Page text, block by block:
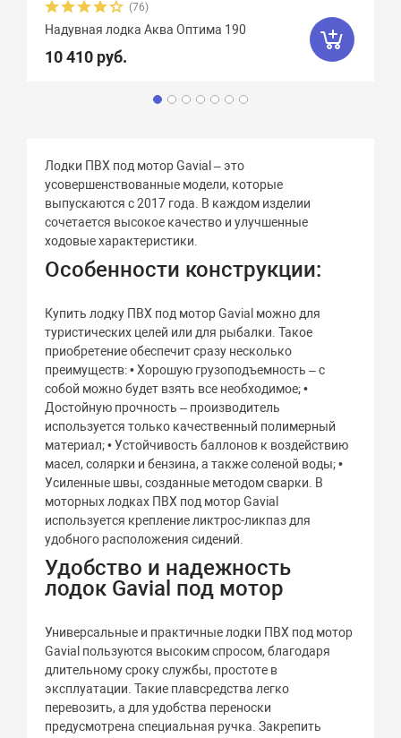
(76)
Надувная лодка Аква Оптима 190
10 410 руб.
Лодки ПВХ под мотор Gavial – это
усовершенствованные модели, которые
выпускаются с 2017 года. В каждом изделии
сочетается высокое качество и улучшенные
ходовые характеристики.
Особенности конструкции:
Купить лодку ПВХ под мотор Gavial можно для
туристических целей или для рыбалки. Такое
приобретение обеспечит сразу несколько
преимуществ: • Хорошую грузоподъемность – с
собой можно будет взять все необходимое; •
Достойную прочность – производитель
используется только качественный полимерный
материал; • Устойчивость баллонов к воздействию
масел, солярки и бензина, а также соленой воды; •
Усиленные швы, созданные методом сварки. В
моторных лодках ПВХ под мотор Gavial
используется крепление ликтрос-ликпаз для
удобного расположения сидений.
Удобство и надежность
лодок Gavial под мотор
Универсальные и практичные лодки ПВХ под мотор
Gavial пользуются высоким спросом, благодаря
длительному сроку службы, простоте в
эксплуатации. Такие плавсредства легко
перевозить, а для удобства переноски
предусмотрена специальная ручка. Закрепить